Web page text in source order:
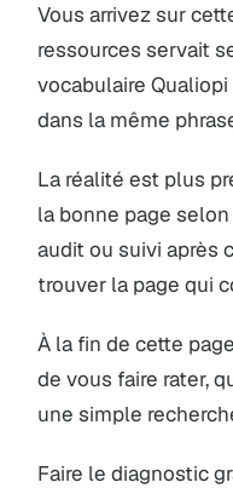
Vous arrivez sur
ressources servait
vocabulaire
dans la même
La réalité est plus
la bonne page
audit ou suivi après
trouver la page qui
À la fin de cette
de vous faire rater,
une simple
Faire le diagnostic